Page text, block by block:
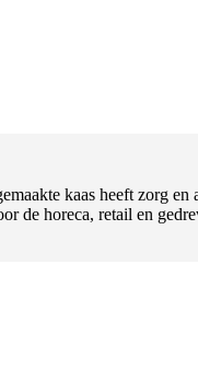
kaas heeft zorg
de horeca, retail en